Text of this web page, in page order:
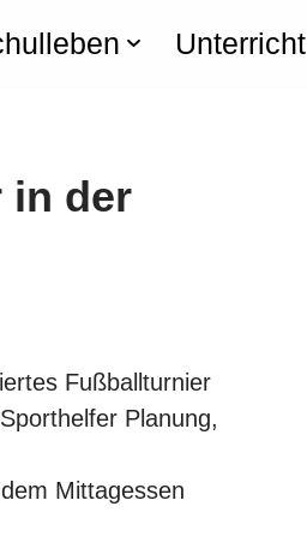
Unterricht
in der
Fußballturnier
Planung,
Mittagessen